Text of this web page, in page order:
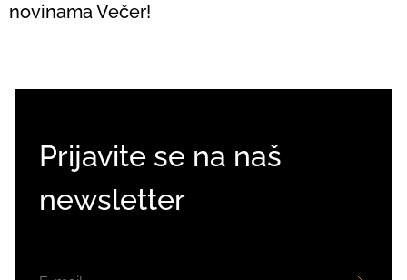
novinama Večer!
Prijavite se na naš
newsletter